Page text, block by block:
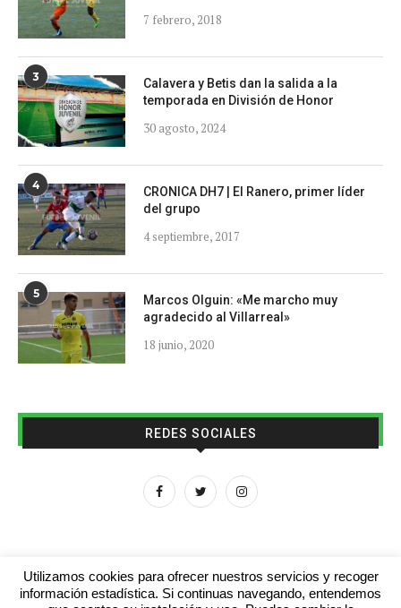
7 febrero, 2018
3
Calavera y Betis dan la salida a la
temporada en División de Honor
30 agosto, 2024
4
CRONICA DH7 | El Ranero, primer líder
del grupo
4 septiembre, 2017
5
Marcos Olguin: «Me marcho muy
agradecido al Villarreal»
18 junio, 2020
REDES SOCIALES
Utilizamos cookies para ofrecer nuestros servicios y recoger
información estadística. Si continuas navegando, entendemos